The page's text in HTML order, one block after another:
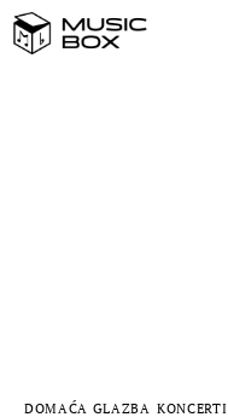
DOMAĆA GLAZBA KONCERTI